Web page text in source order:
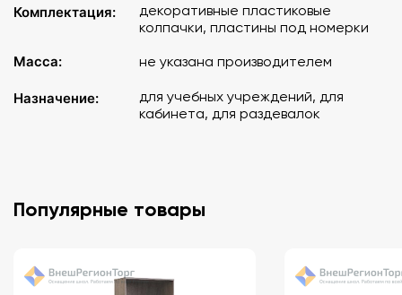
Комплектация:
декоративные пластиковые
колпачки, пластины под номерки
Масса:
не указана производителем
Назначение:
для учебных учреждений, для
кабинета, для раздевалок
Популярные товары